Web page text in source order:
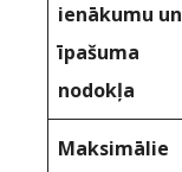
ienākumu un
īpašuma
nodokļa
Maksimālie